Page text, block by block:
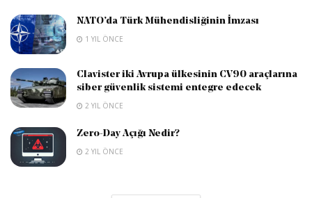
NATO’da Türk Mühendisliğinin İmzası
1 YIL ÖNCE
Clavister iki Avrupa ülkesinin CV90 araçlarına
siber güvenlik sistemi entegre edecek
2 YIL ÖNCE
Zero-Day Açığı Nedir?
2 YIL ÖNCE